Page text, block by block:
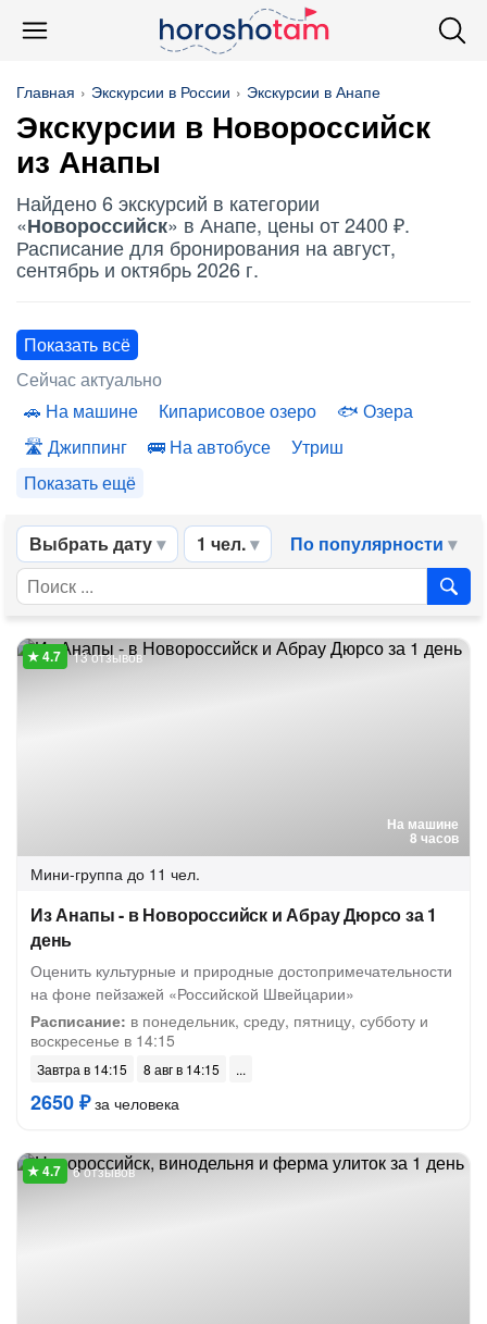
Главная Экскурсии в России Экскурсии в Анапе
Экскурсии в Новороссийск
из Анапы
Найдено 6 экскурсий в категории
«Новороссийск» в Анапе, цены от 2400 ₽.
Расписание для бронирования на август,
сентябрь и октябрь 2026 г.
Показать всё
Сейчас актуально
На машине
Кипарисовое озеро
Озера
Джиппинг
На автобусе
Утриш
Показать ещё
Выбрать дату 1 чел. По популярности
На машине
8 часов
13 отзывов
Мини-группа до 11 чел.
Из Анапы - в Новороссийск и Абрау Дюрсо за 1
день
Оценить культурные и природные достопримечательности
на фоне пейзажей «Российской Швейцарии»
Расписание: в понедельник, среду, пятницу, субботу и
воскресенье в 14:15
Завтра в 14:15 8 авг в 14:15
2650 ₽за человека
6 отзывов